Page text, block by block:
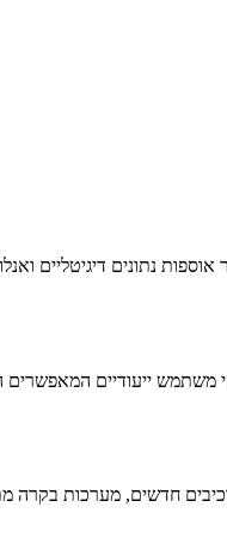
ייעודיים המאפשרים
חדשים, מערכות בקרה